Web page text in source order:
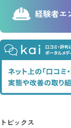
トピックス